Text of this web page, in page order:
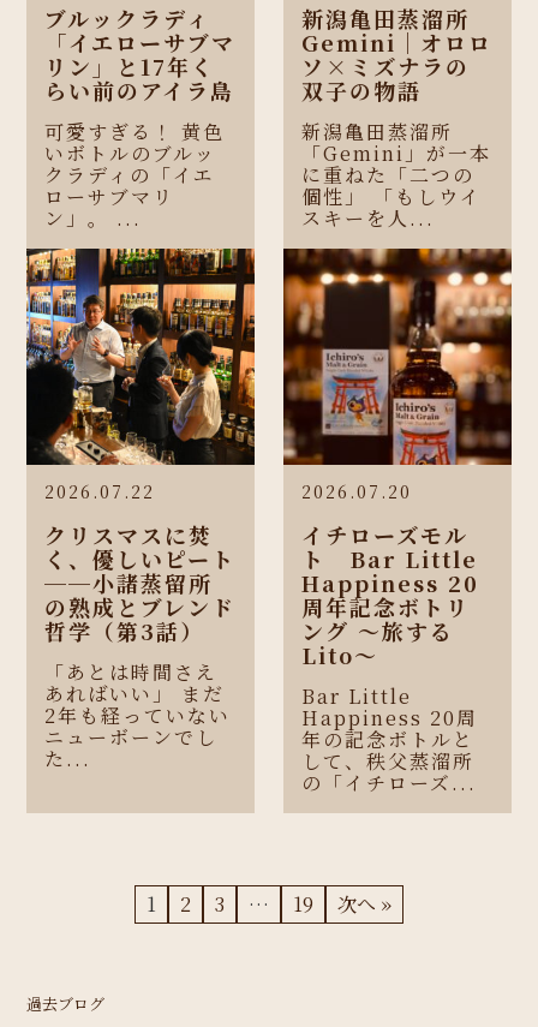
ブルックラディ
「イエローサブマ
リン」と17年く
らい前のアイラ島
可愛すぎる！ 黄色
いボトルのブルッ
クラディの「イエ
ローサブマリ
ン」。 ...
新潟亀田蒸溜所
Gemini｜オロロ
ソ×ミズナラの
双子の物語
新潟亀田蒸溜所
「Gemini」が一本
に重ねた「二つの
個性」 「もしウイ
スキーを人...
2026.07.22
クリスマスに焚
く、優しいピート
──小諸蒸留所
の熟成とブレンド
哲学（第3話）
「あとは時間さえ
あればいい」 まだ
2年も経っていない
ニューボーンでし
た...
2026.07.20
イチローズモル
ト Bar Little
Happiness 20
周年記念ボトリ
ング 〜旅する
Lito〜
Bar Little
Happiness 20周
年の記念ボトルと
して、秩父蒸溜所
の「イチローズ...
1 2 3 … 19 次へ »
過去ブログ